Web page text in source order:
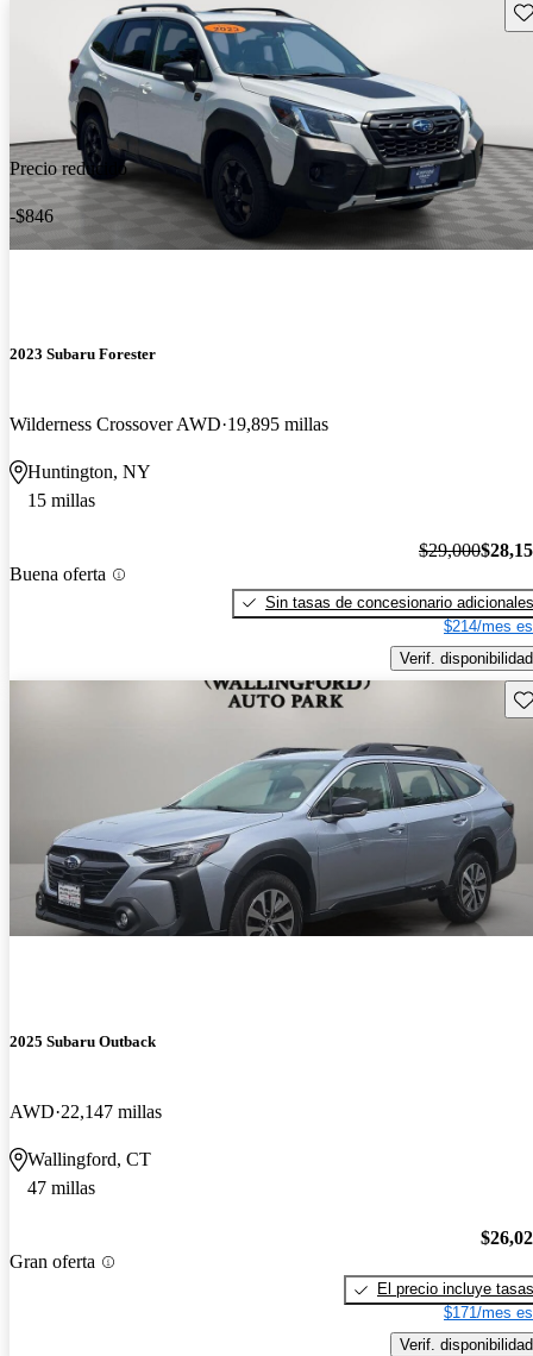
Precio reducido
-$846
2023 Subaru Forester
Wilderness Crossover AWD 19,895 millas
Huntington, NY
15 millas
Buena oferta
$29,000
Sin tasas de concesionario adicionales
$214/mes
Verif. disponibilidad
2025 Subaru Outback
AWD 22,147 millas
Wallingford, CT
47 millas
Gran oferta
El precio incluye tasas
$171/mes
Verif. disponibilidad